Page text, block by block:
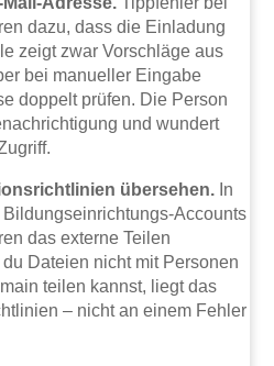
dazu, dass die Einladung
zeigt zwar Vorschläge aus
bei manueller Eingabe
doppelt prüfen. Die Person
und wundert
übersehen. In
Accounts
das externe Teilen
Dateien nicht mit Personen
teilen kannst, liegt das
– nicht an einem Fehler